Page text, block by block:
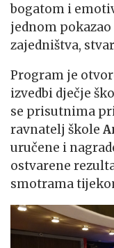
bogatom i
jednom
zajedništva,
Program je
izvedbi dječje
se prisutnima
ravnatelj škole
uručene i
ostvarene
smotrama